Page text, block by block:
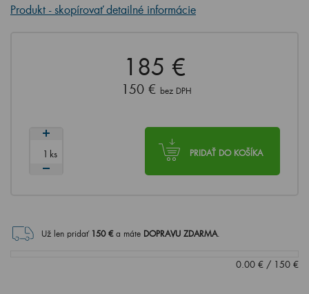
Produkt - skopírovať detailné informácie
185 €
150 € bez DPH
PRIDAŤ DO KOŠÍKA
ks
Už len pridať 150€ a máte DOPRAVU ZDARMA.
0.00 € / 150 €